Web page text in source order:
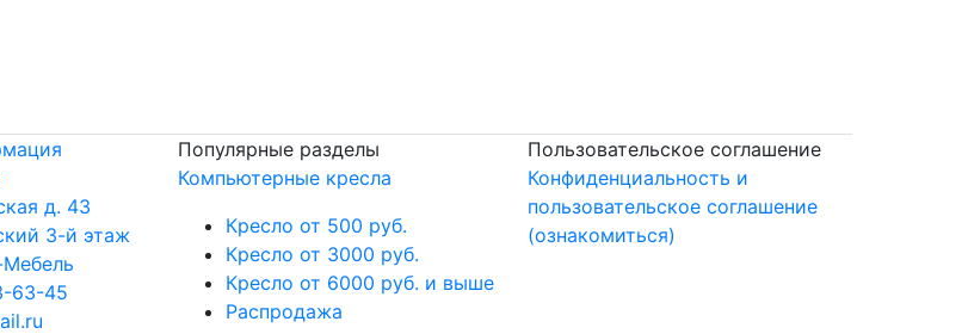
д. 43
3-й этаж
63-45
Популярные разделы
Компьютерные кресла
Кресло от 500 руб.
Кресло от 3000 руб.
Кресло от 6000 руб. и выше
Распродажа
Пользовательское соглашение
Конфиденциальность и
пользовательское соглашение
(ознакомиться)